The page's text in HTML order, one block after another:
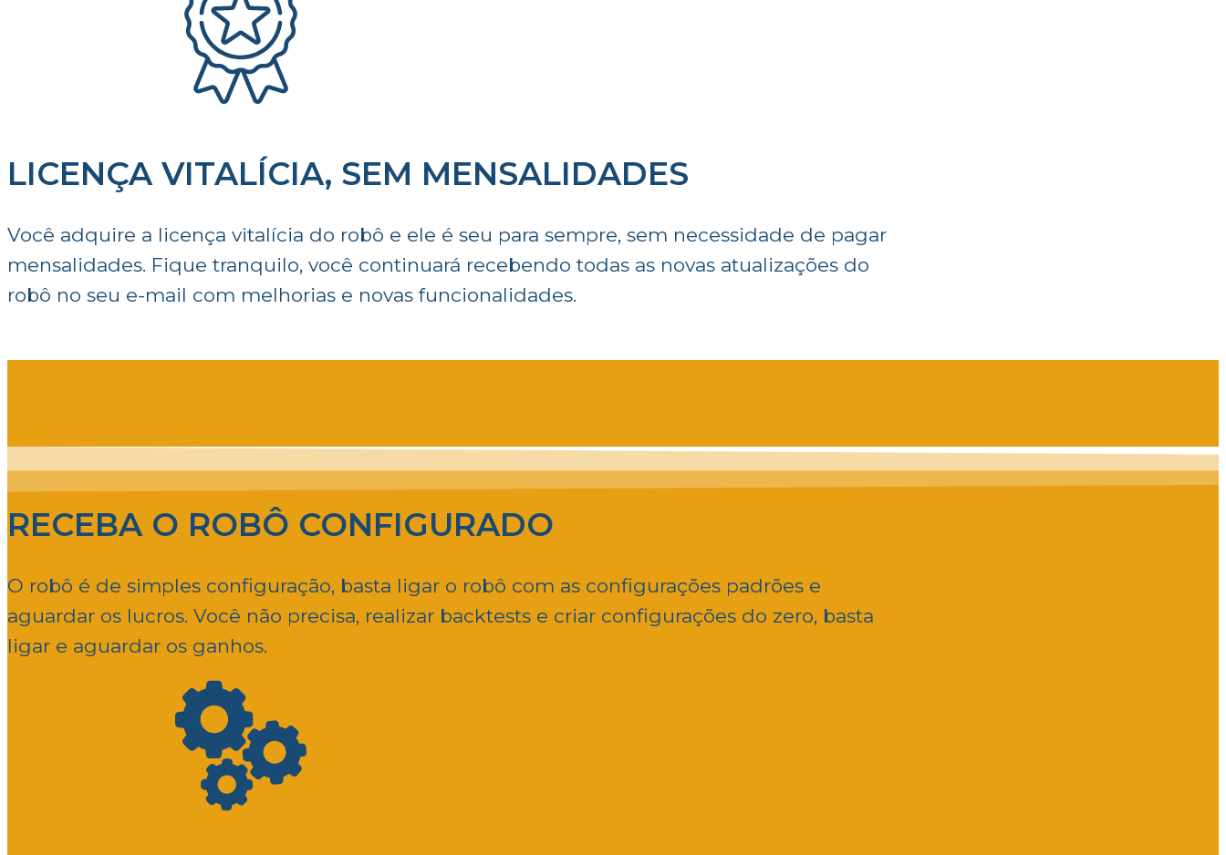
LICENÇA VITALÍCIA, SEM MENSALIDADES
Você adquire a licença vitalícia do robô e ele é seu para sempre, sem necessidade de pagar
mensalidades. Fique tranquilo, você continuará recebendo todas as novas atualizações do
robô no seu e-mail com melhorias e novas funcionalidades.
RECEBA O ROBÔ CONFIGURADO
O robô é de simples configuração, basta ligar o robô com as configurações padrões e
aguardar os lucros. Você não precisa, realizar backtests e criar configurações do zero, basta
ligar e aguardar os ganhos.